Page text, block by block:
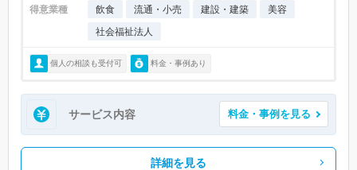
得意業種 飲食 流通・小売 建設・建築
美容
社会福祉法人
個人の相談も受付可 料金・事例あり
サービス内容 料金・事例を見る
詳細を見る